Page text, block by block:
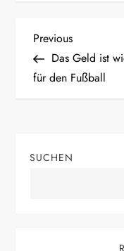
B
e
Previous
Post
Previous
Das Geld ist
für den Fußball
SUCHEN